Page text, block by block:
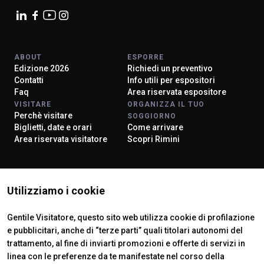
Utilizziamo i cookie
Gentile Visitatore, questo sito web utilizza cookie di profilazione
e pubblicitari, anche di “terze parti” quali titolari autonomi del
trattamento, al fine di inviarti promozioni e offerte di servizi in
linea con le preferenze da te manifestate nel corso della
ABOUT
Edizione 2026
Contatti
Faq
ESPORRE
Richiedi un preventivo
Info utili per espositori
Area riservata espositore
VISITARE
Perchè visitare
Biglietti, date e orari
Area riservata visitatore
ORGANIZZA IL TUO
SOGGIORNO
Come arrivare
Scopri Rimini
ISTITUTI CERTIFICATORI